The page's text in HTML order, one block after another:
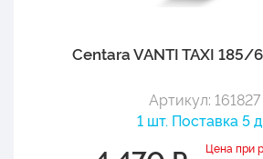
Centara VANTI TAXI 185/
Артикул: 161827
1 шт. Поставка 5
Цена при